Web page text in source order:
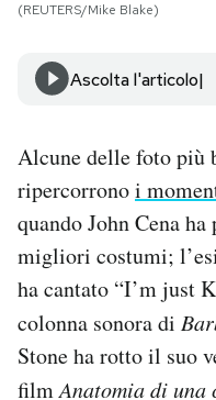
CALENDARIO
AREA PERSONALE
Area Personale
Newsletter
Notifiche mobile
Regala il Post
(REUTERS/Mike Blake)
Ascolta l'articolo
Alcune delle foto più
ripercorronoi
quando John Cena
migliori costumi;
ha cantato “I’m just
colonna sonora di
Stone ha rotto il suo
filmAnatomia di una